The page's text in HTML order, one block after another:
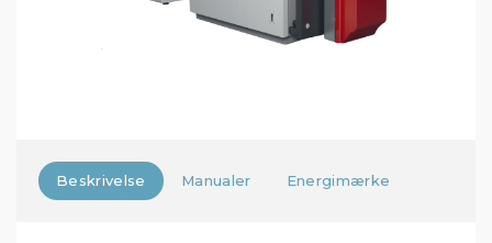
Beskrivelse Manualer Energimærke